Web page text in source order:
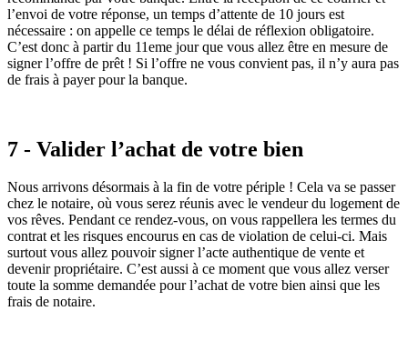
l’envoi de votre réponse, un temps d’attente de 10 jours est
nécessaire : on appelle ce temps le délai de réflexion obligatoire.
C’est donc à partir du 11eme jour que vous allez être en mesure de
signer l’offre de prêt ! Si l’offre ne vous convient pas, il n’y aura pas
de frais à payer pour la banque.
7 - Valider l’achat de votre bien
Nous arrivons désormais à la fin de votre périple ! Cela va se passer
chez le notaire, où vous serez réunis avec le vendeur du logement de
vos rêves. Pendant ce rendez-vous, on vous rappellera les termes du
contrat et les risques encourus en cas de violation de celui-ci. Mais
surtout vous allez pouvoir signer l’acte authentique de vente et
devenir propriétaire. C’est aussi à ce moment que vous allez verser
toute la somme demandée pour l’achat de votre bien ainsi que les
frais de notaire.